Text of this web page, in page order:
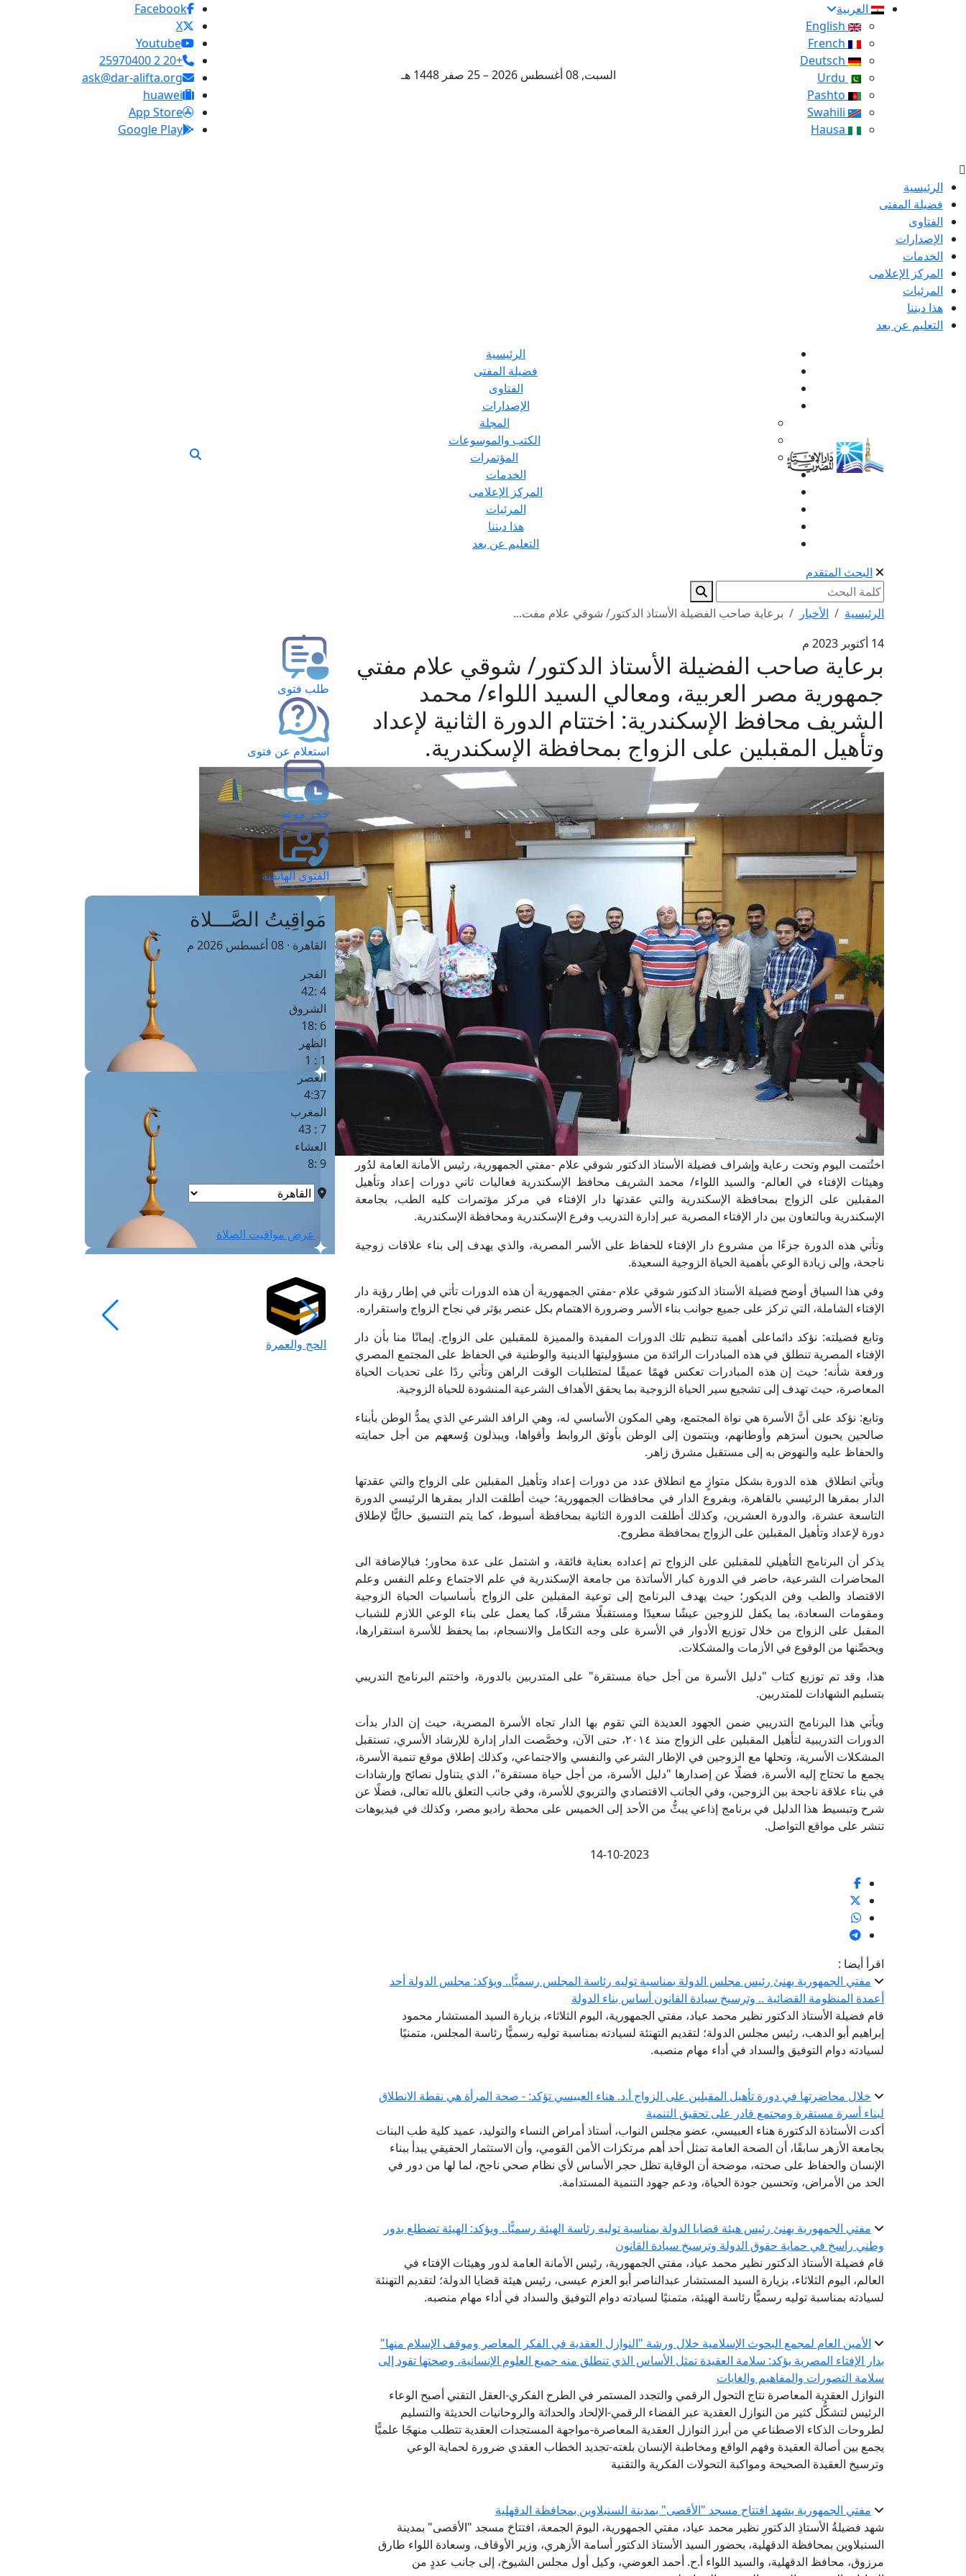
العربية
السبت, 08 أغسطس 2026 – 25 صفر 1448 هـ
Facebook
X
Youtube
+20 2 25970400
ask@dar-alifta.org
huawei
App Store
Google Play
الرئيسية
فضيلة المفتى
الفتاوى
الإصدارات
الخدمات
المركز الإعلامى
المرئيات
هذا ديننا
التعليم عن بعد
الرئيسية
فضيلة المفتى
الفتاوى
الإصدارات
المجلة
الكتب والموسوعات
المؤتمرات
الخدمات
المركز الإعلامى
المرئيات
هذا ديننا
التعليم عن بعد
البحث المتقدم
الرئيسية الأخبار
برعاية صاحب الفضيلة الأستاذ الدكتور/ شوقي علام مفت...
14 أكتوبر 2023 م
برعاية صاحب الفضيلة الأستاذ الدكتور/ شوقي علام مفتي
جمهورية مصر العربية، ومعالي السيد اللواء/ محمد
الشريف محافظ الإسكندرية: اختتام الدورة الثانية لإعداد
وتأهيل المقبلين على الزواج بمحافظة الإسكندرية.
اختُتمت اليوم وتحت رعاية وإشراف فضيلة الأستاذ الدكتور شوقي علام -مفتي الجمهورية، رئيس الأمانة العامة لدُور
وهيئات الإفتاء في العالم- والسيد اللواء/ محمد الشريف محافظ الإسكندرية فعاليات ثاني دورات إعداد وتأهيل
المقبلين على الزواج بمحافظة الإسكندرية والتي عقدتها دار الإفتاء في مركز مؤتمرات كليه الطب، بجامعة
الإسكندرية وبالتعاون بين دار الإفتاء المصرية عبر إدارة التدريب وفرع الإسكندرية ومحافظة الإسكندرية.
وتأتي هذه الدورة جزءًا من مشروع دار الإفتاء للحفاظ على الأسر المصرية، والذي يهدف إلى بناء علاقات زوجية
ناجحة، وإلى زيادة الوعي بأهمية الحياة الزوجية السعيدة.
وفي هذا السياق أوضح فضيلة الأستاذ الدكتور شوقي علام -مفتي الجمهورية أن هذه الدورات تأتي في إطار رؤية دار
الإفتاء الشاملة، التي تركز على جميع جوانب بناء الأسر وضرورة الاهتمام بكل عنصر يؤثر في نجاح الزواج واستقراره.
وتابع فضيلته: نؤكد دائماعلى أهمية تنظيم تلك الدورات المفيدة والمميزة للمقبلين على الزواج. إيمانًا منا بأن دار
الإفتاء المصرية تنطلق في هذه المبادرات الرائدة من مسؤوليتها الدينية والوطنية في الحفاظ على المجتمع المصري
ورفعة شأنه؛ حيث إن هذه المبادرات تعكس فهمًا عميقًا لمتطلبات الوقت الراهن وتأتي ردًا على تحديات الحياة
المعاصرة، حيث تهدف إلى تشجيع سير الحياة الزوجية بما يحقق الأهداف الشرعية المنشودة للحياة الزوجية.
وتابع: نؤكد على أنَّ الأسرة هي نواة المجتمع، وهي المكون الأساسي له، وهي الرافد الشرعي الذي يمدُّ الوطن بأبناء
صالحين يحبون أسرَهم وأوطانهم، وينتمون إلى الوطن بأوثق الروابط وأقواها، ويبذلون وُسعهم من أجل حمايته
والحفاظ عليه والنهوض به إلى مستقبل مشرق زاهر.
ويأتي انطلاق هذه الدورة بشكل متوازٍ مع انطلاق عدد من دورات إعداد وتأهيل المقبلين على الزواج والتي عقدتها
الدار بمقرها الرئيسي بالقاهرة، وبفروع الدار في محافظات الجمهورية؛ حيث أطلقت الدار بمقرها الرئيسي الدورة
التاسعة عشرة، والدورة العشرين، وكذلك أطلقت الدورة الثانية بمحافظة أسيوط، كما يتم التنسيق حاليًّا لإطلاق
دورة لإعداد وتأهيل المقبلين على الزواج بمحافظة مطروح.
يذكر أن البرنامج التأهيلي للمقبلين على الزواج تم إعداده بعناية فائقة، و اشتمل على عدة محاور؛ فبالإضافة الى
المحاضرات الشرعية، حاضر في الدورة كبار الأساتذة من جامعة الإسكندرية في علم الاجتماع وعلم النفس وعلم
الاقتصاد والطب وفن الديكور؛ حيث يهدف البرنامج إلى توعية المقبلين على الزواج بأساسيات الحياة الزوجية
ومقومات السعادة، بما يكفل للزوجين عيشًا سعيدًا ومستقبلًا مشرقًا، كما يعمل على بناء الوعي اللازم للشباب
المقبل على الزواج من خلال توزيع الأدوار في الأسرة على وجه التكامل والانسجام، بما يحفظ للأسرة استقرارها،
ويحصِّنها من الوقوع في الأزمات والمشكلات.
هذا، وقد تم توزيع كتاب "دليل الأسرة من أجل حياة مستقرة" على المتدربين بالدورة، واختتم البرنامج التدريبي
بتسليم الشهادات للمتدربين.
ويأتي هذا البرنامج التدريبي ضمن الجهود العديدة التي تقوم بها الدار تجاه الأسرة المصرية، حيث إن الدار بدأت
الدورات التدريبية لتأهيل المقبلين على الزواج منذ ٢٠١٤، حتى الآن، وخصَّصت الدار إدارة للإرشاد الأسري، تستقبل
المشكلات الأسرية، وتحلها مع الزوجين في الإطار الشرعي والنفسي والاجتماعي، وكذلك إطلاق موقع تنمية الأسرة،
يجمع ما تحتاج إليه الأسرة، فضلًا عن إصدارها "دليل الأسرة، من أجل حياة مستقرة"، الذي يتناول نصائح وإرشادات
في بناء علاقة ناجحة بين الزوجين، وفي الجانب الاقتصادي والتربوي للأسرة، وفي جانب التعلق بالله تعالى، فضلًا عن
شرح وتبسيط هذا الدليل في برنامج إذاعي يبثُّ من الأحد إلى الخميس على محطة راديو مصر، وكذلك في فيديوهات
تنشر على مواقع التواصل.
14-10-2023
اقرأ أيضا :
مفتي الجمهورية يهنئ رئيس مجلس الدولة بمناسبة توليه رئاسة المجلس رسميًّا.. ويؤكد: مجلس الدولة أحد
أعمدة المنظومة القضائية .. وترسيخ سيادة القانون أساس بناء الدولة
قام فضيلة الأستاذ الدكتور نظير محمد عياد، مفتي الجمهورية، اليوم الثلاثاء، بزيارة السيد المستشار محمود
إبراهيم أبو الدهب، رئيس مجلس الدولة؛ لتقديم التهنئة لسيادته بمناسبة توليه رسميًّا رئاسة المجلس، متمنيًا
لسيادته دوام التوفيق والسداد في أداء مهام منصبه.
خلال محاضرتها في دورة تأهيل المقبلين على الزواج أ.د. هناء العبيسي تؤكد: - صحة المرأة هي نقطة الانطلاق
لبناء أسرة مستقرة ومجتمع قادر على تحقيق التنمية
أكدت الأستاذة الدكتورة هناء العبيسي، عضو مجلس النواب، أستاذ أمراض النساء والتوليد، عميد كلية طب البنات
بجامعة الأزهر سابقًا، أن الصحة العامة تمثل أحد أهم مرتكزات الأمن القومي، وأن الاستثمار الحقيقي يبدأ ببناء
الإنسان والحفاظ على صحته، موضحة أن الوقاية تظل حجر الأساس لأي نظام صحي ناجح، لما لها من دور في
الحد من الأمراض، وتحسين جودة الحياة، ودعم جهود التنمية المستدامة.
مفتي الجمهورية يهنئ رئيس هيئة قضايا الدولة بمناسبة توليه رئاسة الهيئة رسميًّا.. ويؤكد: الهيئة تضطلع بدور
وطني راسخ في حماية حقوق الدولة وترسيخ سيادة القانون
قام فضيلة الأستاذ الدكتور نظير محمد عياد، مفتي الجمهورية، رئيس الأمانة العامة لدور وهيئات الإفتاء في
العالم، اليوم الثلاثاء، بزيارة السيد المستشار عبدالناصر أبو العزم عيسى، رئيس هيئة قضايا الدولة؛ لتقديم التهنئة
لسيادته بمناسبة توليه رسميًّا رئاسة الهيئة، متمنيًا لسيادته دوام التوفيق والسداد في أداء مهام منصبه.
الأمين العام لمجمع البحوث الإسلامية خلال ورشة "النوازل العقدية في الفكر المعاصر وموقف الإسلام منها"
بدار الإفتاء المصرية يؤكد: سلامة العقيدة تمثل الأساس الذي تنطلق منه جميع العلوم الإنسانية، وصحتها تقود إلى
سلامة التصورات والمفاهيم والغايات
النوازل العقدية المعاصرة نتاج التحول الرقمي والتجدد المستمر في الطرح الفكري-العقل التقني أصبح الوعاء
الرئيس لتشكُّل كثير من النوازل العقدية عبر الفضاء الرقمي-الإلحاد والحداثة والروحانيات الحديثة والتسليم
لطروحات الذكاء الاصطناعي من أبرز النوازل العقدية المعاصرة-مواجهة المستجدات العقدية تتطلب منهجًا علميًّا
يجمع بين أصالة العقيدة وفهم الواقع ومخاطبة الإنسان بلغته-تجديد الخطاب العقدي ضرورة لحماية الوعي
وترسيخ العقيدة الصحيحة ومواكبة التحولات الفكرية والتقنية
مفتي الجمهورية يشهد افتتاح مسجد "الأقصى" بمدينة السنبلاوين بمحافظة الدقهلية
شهد فضيلةُ الأستاذِ الدكتورِ نظير محمد عياد، مفتي الجمهورية، اليومَ الجمعة، افتتاحَ مسجد "الأقصى" بمدينة
السنبلاوين بمحافظة الدقهلية، بحضور السيد الأستاذ الدكتور أسامة الأزهري، وزير الأوقاف، وسعادة اللواء طارق
مرزوق، محافظ الدقهلية، والسيد اللواء أ.ح. أحمد العوضي، وكيل أول مجلس الشيوخ، إلى جانب عددٍ من
طلب فتوى
استعلام عن فتوى
حجز موعد
الفتوى الهاتفية
مَواقِيتُ الصَّـــلاة
القاهرة · 08 أغسطس 2026 م
الفجر
4 :42
الشروق
6 :18
الظهر
1 : 1
العصر
4:37
المغرب
7 : 43
العشاء
9 :8
عرض مواقيت الصلاة
الحج والعمرة